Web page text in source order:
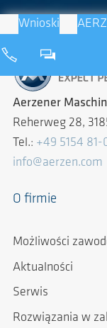
Wnioski
Aerzener
Reherweg 28,
Tel.: +49 5154 81-
info@aerzen.com
O firmie
Możliwości
Aktualności
Serwis
Rozwiązania w